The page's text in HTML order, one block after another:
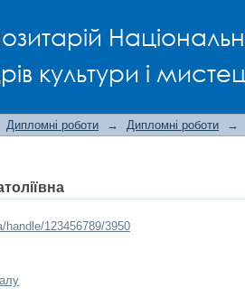
культури і
Дипломні роботи → Дипломні роботи →
123456789/3950